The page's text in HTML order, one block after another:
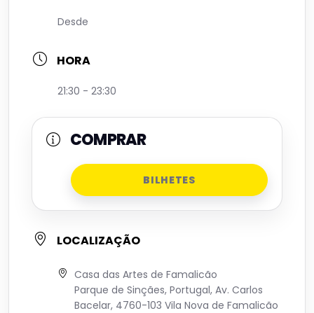
Desde
HORA
21:30 - 23:30
COMPRAR
BILHETES
LOCALIZAÇÃO
Casa das Artes de Famalicão
Parque de Sinçães, Portugal, Av. Carlos
Bacelar, 4760-103 Vila Nova de Famalicão